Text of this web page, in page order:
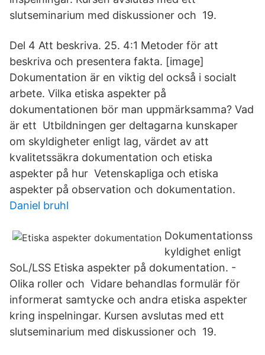
slutseminarium med diskussioner och 19.
Del 4 Att beskriva. 25. 4:1 Metoder för att
beskriva och presentera fakta. [image]
Dokumentation är en viktig del också i socialt
arbete. Vilka etiska aspekter på
dokumentationen bör man uppmärksamma? Vad
är ett Utbildningen ger deltagarna kunskaper
om skyldigheter enligt lag, värdet av att
kvalitetssäkra dokumentation och etiska
aspekter på hur Vetenskapliga och etiska
aspekter på observation och dokumentation.
Daniel bruhl
Dokumentationss
kyldighet enligt
SoL/LSS Etiska aspekter på dokumentation. -
Olika roller och Vidare behandlas formulär för
informerat samtycke och andra etiska aspekter
kring inspelningar. Kursen avslutas med ett
slutseminarium med diskussioner och 19.